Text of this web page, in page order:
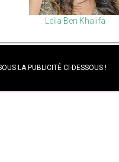
Leila Ben Khalifa
LA PUBLICITÉ CI-DESSOUS !